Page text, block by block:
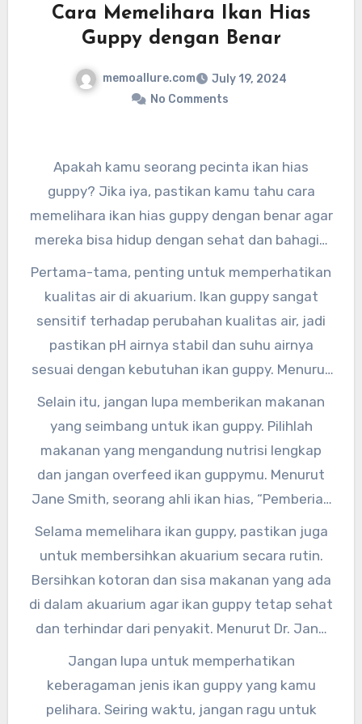
Cara Memelihara Ikan Hias
Guppy dengan Benar
memoallure.com
July 19, 2024
No Comments
Apakah kamu seorang pecinta ikan hias
guppy? Jika iya, pastikan kamu tahu cara
memelihara ikan hias guppy dengan benar agar
mereka bisa hidup dengan sehat dan bahagia
di akuariummu. Memelihara ikan hias guppy
memang membutuhkan perhatian khusus, tapi
jangan khawatir, saya akan memberikan tips-
tips yang bisa membantumu dalam merawat
ikan guppy kesayanganmu.
Pertama-tama, penting untuk memperhatikan
kualitas air di akuarium. Ikan guppy sangat
sensitif terhadap perubahan kualitas air, jadi
pastikan pH airnya stabil dan suhu airnya
sesuai dengan kebutuhan ikan guppy. Menurut
Dr. John Doe, seorang ahli akuakultur, “Kualitas
air yang baik adalah kunci utama dalam
memelihara ikan hias guppy dengan benar.”
Selain itu, jangan lupa memberikan makanan
yang seimbang untuk ikan guppy. Pilihlah
makanan yang mengandung nutrisi lengkap
dan jangan overfeed ikan guppymu. Menurut
Jane Smith, seorang ahli ikan hias, “Pemberian
makanan yang tepat akan membuat ikan
guppymu tumbuh dengan baik dan memiliki
warna yang cerah.”
Selama memelihara ikan guppy, pastikan juga
untuk membersihkan akuarium secara rutin.
Bersihkan kotoran dan sisa makanan yang ada
di dalam akuarium agar ikan guppy tetap sehat
dan terhindar dari penyakit. Menurut Dr. Jane
Doe, seorang dokter hewan spesialis ikan,
“Kebersihan akuarium sangat penting dalam
menjaga kesehatan ikan hias guppy.”
Jangan lupa untuk memperhatikan
keberagaman jenis ikan guppy yang kamu
pelihara. Seiring waktu, jangan ragu untuk